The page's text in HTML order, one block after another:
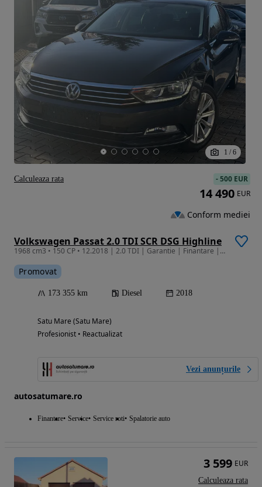
1 / 6
Volkswagen Passat 2.0 TDI SCR DSG Highline
1968 cm3 • 150 CP • 12.2018 | 2.0 TDI | Garantie | Finantare | Istoric | Distr. schimbata
Promovat
173 355 km Diesel 2018
Satu Mare (Satu Mare)
Profesionist • Reactualizat
Vezi anunțurile
autosatumare.ro
Finantare Service Service roti Spalatorie auto
-500 EUR
14 490 EUR
Conform mediei
Calculeaza rata
3 599 EUR
Calculeaza rata